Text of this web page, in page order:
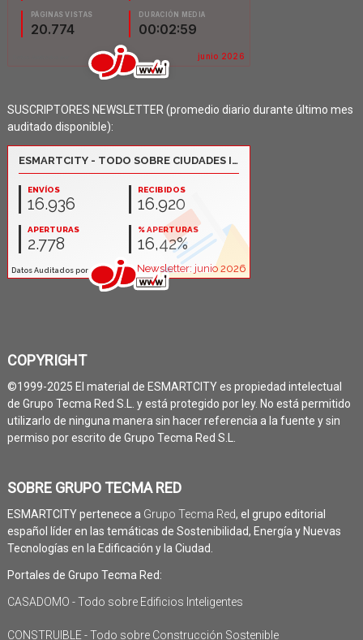
SUSCRIPTORES NEWSLETTER (promedio diario durante último mes
auditado disponible):
COPYRIGHT
©1999-2025 El material de ESMARTCITY es propiedad intelectual
de Grupo Tecma Red S.L. y está protegido por ley. No está permitido
utilizarlo de ninguna manera sin hacer referencia a la fuente y sin
permiso por escrito de Grupo Tecma Red S.L.
SOBRE GRUPO TECMA RED
ESMARTCITY pertenece a Grupo Tecma Red, el grupo editorial
español líder en las temáticas de Sostenibilidad, Energía y Nuevas
Tecnologías en la Edificación y la Ciudad.
Portales de Grupo Tecma Red:
CASADOMO - Todo sobre Edificios Inteligentes
CONSTRUIBLE - Todo sobre Construcción Sostenible